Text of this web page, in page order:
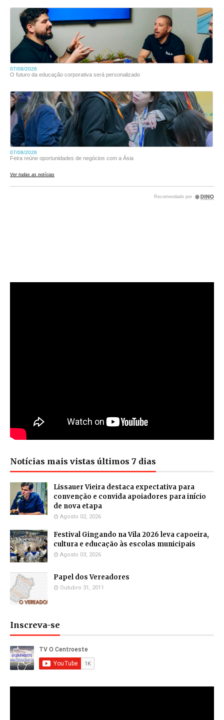
Notícias mais vistas últimos 7 dias
Lissauer Vieira destaca expectativa para
convenção e convida apoiadores para início
de nova etapa
Agosto 02, 2026
Festival Gingando na Vila 2026 leva capoeira,
cultura e educação às escolas municipais
Agosto 03, 2026
Papel dos Vereadores
Outubro 31, 2011
Inscreva-se